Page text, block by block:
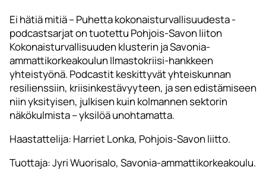
Ei hätiä mitiä – Puhetta kokonaisturvallisuudesta -
podcastsarjat on tuotettu Pohjois-Savon liiton
Kokonaisturvallisuuden klusterin ja Savonia-
ammattikorkeakoulun Ilmastokriisi-hankkeen
yhteistyönä. Podcastit keskittyvät yhteiskunnan
resilienssiin, kriisinkestävyyteen, ja sen edistämiseen
niin yksityisen, julkisen kuin kolmannen sektorin
näkökulmista – yksilöä unohtamatta.
Haastattelija: Harriet Lonka, Pohjois-Savon liitto.
Tuottaja: Jyri Wuorisalo, Savonia-ammattikorkeakoulu.